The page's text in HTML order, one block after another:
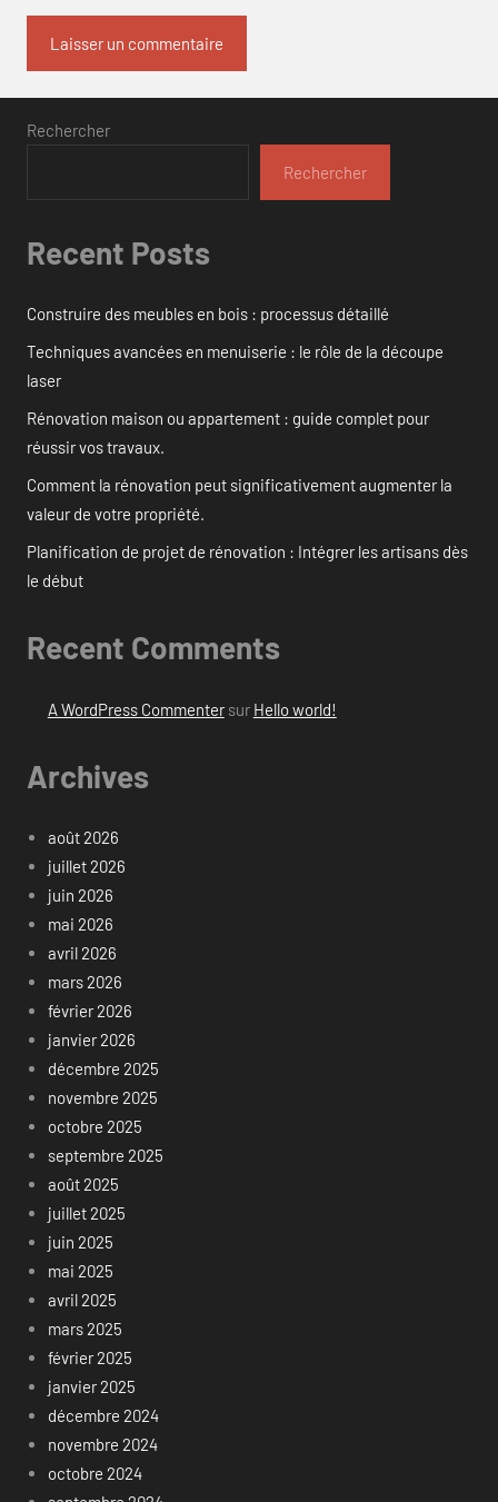
Rechercher
Rechercher
Recent Posts
Construire des meubles en bois : processus détaillé
Techniques avancées en menuiserie : le rôle de la découpe
laser
Rénovation maison ou appartement : guide complet pour
réussir vos travaux.
Comment la rénovation peut significativement augmenter la
valeur de votre propriété.
Planification de projet de rénovation : Intégrer les artisans dès
le début
Recent Comments
A WordPress Commentersur Hello world!
Archives
août 2026
juillet 2026
juin 2026
mai 2026
avril 2026
mars 2026
février 2026
janvier 2026
décembre 2025
novembre 2025
octobre 2025
septembre 2025
août 2025
juillet 2025
juin 2025
mai 2025
avril 2025
mars 2025
février 2025
janvier 2025
décembre 2024
novembre 2024
octobre 2024